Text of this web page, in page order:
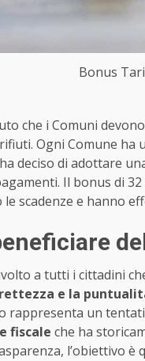
Bonus
che i Comuni
Ogni Comune
deciso di adottare
Il bonus di
scadenze e hanno
a tutti i cittadini
e la
rappresenta un
fiscale che ha
l’obiettivo è